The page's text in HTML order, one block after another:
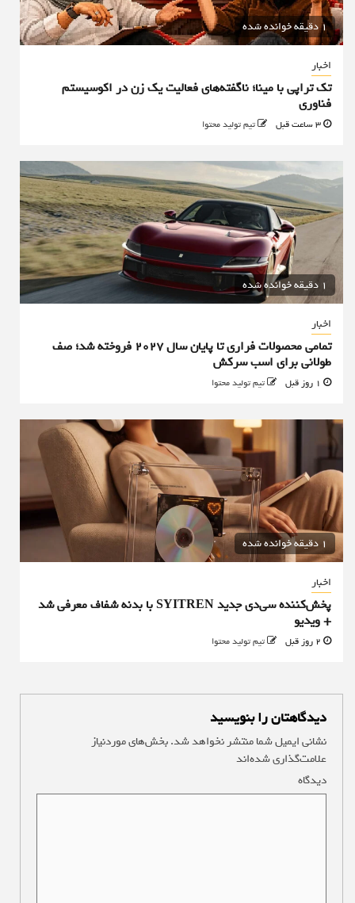
1 دقیقه خوانده شده
اخبار
تک تراپی با مینا؛ ناگفته‌های فعالیت یک زن در اکوسیستم
فناوری
تیم تولید محتوا
1 دقیقه خوانده شده
اخبار
تمامی محصولات فراری تا پایان سال ۲۰۲۷ فروخته شد؛ صف
طولانی برای اسب سرکش
تیم تولید محتوا
1 دقیقه خوانده شده
اخبار
پخش‌کننده سی‌دی جدید SYITREN با بدنه شفاف معرفی شد
+ ویدیو
تیم تولید محتوا
دیدگاهتان را بنویسید
نشانی ایمیل شما منتشر نخواهد شد.بخش‌های موردنیاز
علامت‌گذاری شده‌اند
دیدگاه